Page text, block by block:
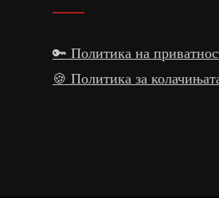
🔑 Политика на
🍪 Политика за